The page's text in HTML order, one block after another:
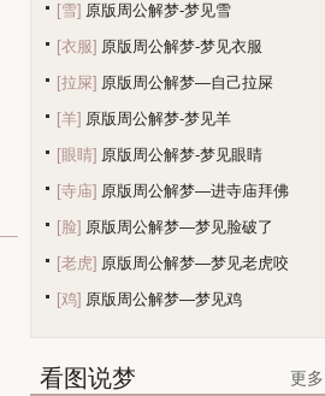
[雪] 原版周公解梦-梦见雪
[衣服] 原版周公解梦-梦见衣服
[拉屎] 原版周公解梦—自己拉屎
[羊] 原版周公解梦-梦见羊
[眼睛] 原版周公解梦-梦见眼睛
[寺庙] 原版周公解梦—进寺庙拜佛
[脸] 原版周公解梦—梦见脸破了
[老虎] 原版周公解梦—梦见老虎咬
[鸡] 原版周公解梦—梦见鸡
看图说梦 更多